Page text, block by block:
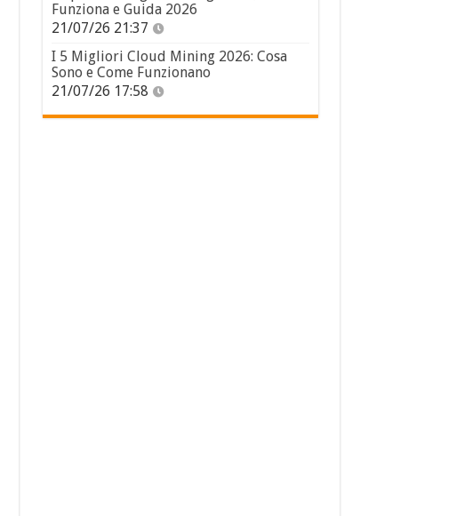
Funziona e Guida 2026
21/07/26 21:37
I 5 Migliori Cloud Mining 2026: Cosa
Sono e Come Funzionano
21/07/26 17:58